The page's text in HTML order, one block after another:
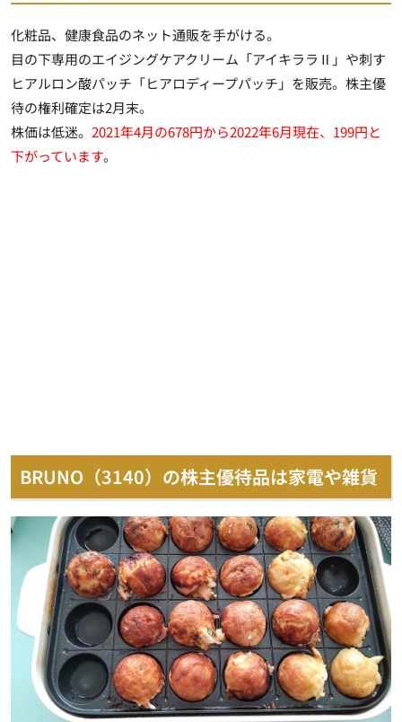
化粧品、健康食品のネット通販を手がける。
目の下専用のエイジングケアクリーム「アイキララⅡ」や刺す
ヒアルロン酸パッチ「ヒアロディープパッチ」を販売。株主優
待の権利確定は2月末。
株価は低迷。 2021年4月の678円から2022年6月現在、199円と
下がっています。
BRUNO（3140）の株主優待品は家電や雑貨